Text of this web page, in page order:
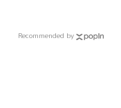
Recommended by